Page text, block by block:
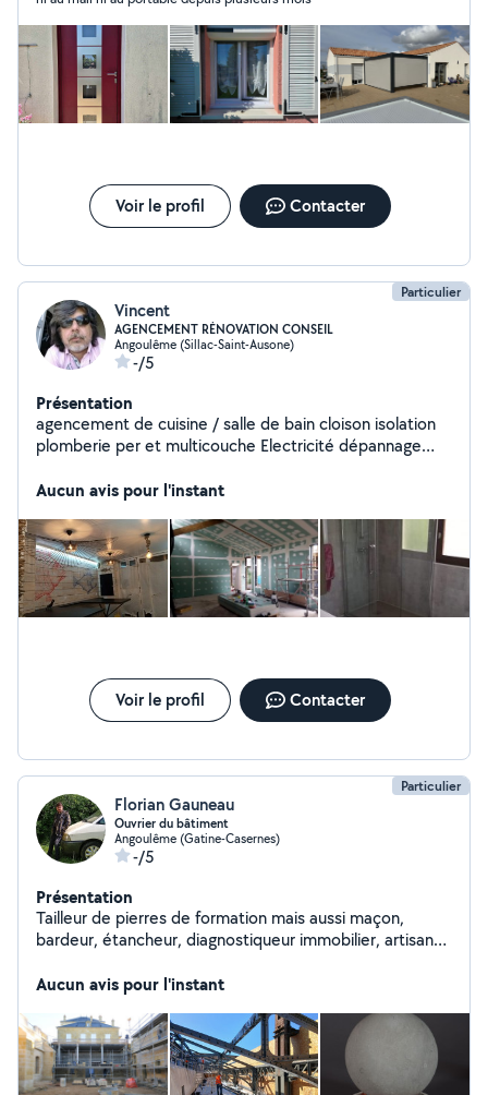
Voir le profil Contacter
Particulier
Vincent
AGENCEMENT RÉNOVATION CONSEIL
Angoulême (Sillac-Saint-Ausone)
-/5
Présentation
agencement de cuisine / salle de bain cloison isolation
plomberie per et multicouche Electricité dépannage
Aucun avis pour l'instant
Voir le profil Contacter
Particulier
Florian Gauneau
Ouvrier du bâtiment
Angoulême (Gatine-Casernes)
-/5
Présentation
Tailleur de pierres de formation mais aussi maçon,
bardeur, étancheur, diagnostiqueur immobilier, artisanat
besoin de garde à domicile et surtout bricoleur ;)
Aucun avis pour l'instant